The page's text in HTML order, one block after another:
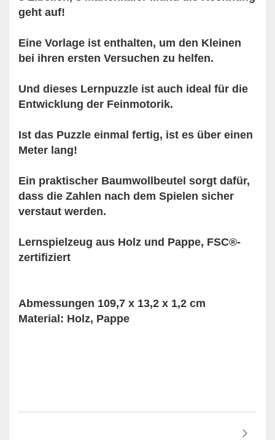
geht auf!
Eine Vorlage ist enthalten, um den Kleinen
bei ihren ersten Versuchen zu helfen.
Und dieses Lernpuzzle ist auch ideal für die
Entwicklung der Feinmotorik.
Ist das Puzzle einmal fertig, ist es über einen
Meter lang!
Ein praktischer Baumwollbeutel sorgt dafür,
dass die Zahlen nach dem Spielen sicher
verstaut werden.
Lernspielzeug aus Holz und Pappe, FSC®-
zertifiziert
Abmessungen 109,7 x 13,2 x 1,2 cm
Material: Holz, Pappe